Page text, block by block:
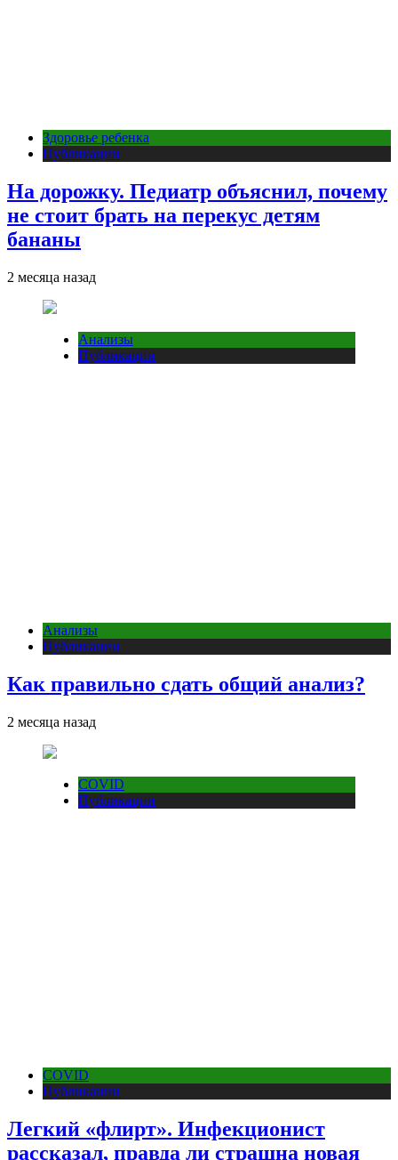
Здоровье ребенка
Публикации
На дорожку. Педиатр объяснил, почему
не стоит брать на перекус детям
бананы
2 месяца назад
Анализы
Публикации
Анализы
Публикации
Как правильно сдать общий анализ?
2 месяца назад
COVID
Публикации
COVID
Публикации
Легкий «флирт». Инфекционист
рассказал, правда ли страшна новая